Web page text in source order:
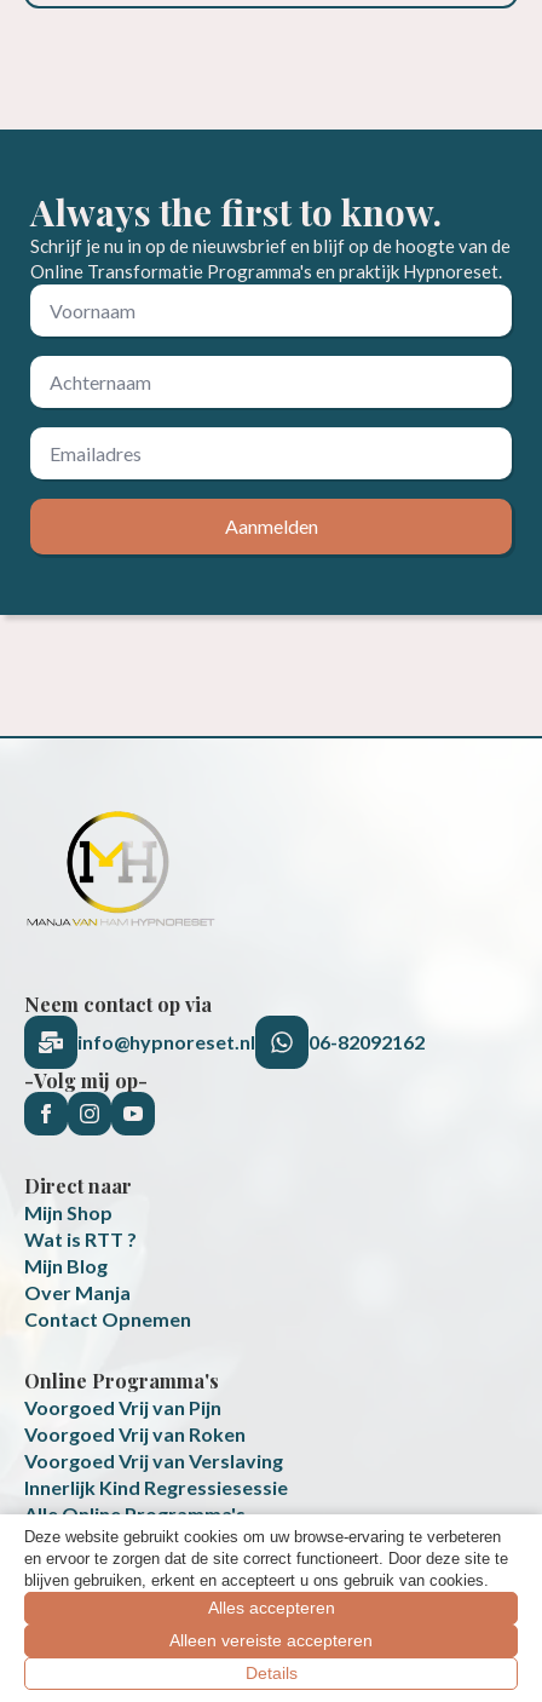
Always the first to know.
Schrijf je nu in op de nieuwsbrief en blijf op de hoogte van de
Online Transformatie Programma's en praktijk Hypnoreset.
Voornaam
Achternaam
Email
Aanmelden
Neem contact op via
info@hypnoreset.nl 06-82092162
-Volg mij op-
Direct naar
Mijn Shop
Wat is RTT ?
Mijn Blog
Over Manja
Contact Opnemen
Online Programma's
Voorgoed Vrij van Pijn
Voorgoed Vrij van Roken
Voorgoed Vrij van Verslaving
Innerlijk Kind Regressiesessie
Alle Online Programma's
Transformatie Platform
Boek een gratis ontdek-sessie
Deze website gebruikt cookies om uw browse-ervaring te verbeteren
en ervoor te zorgen dat de site correct functioneert. Door deze site te
blijven gebruiken, erkent en accepteert u ons gebruik van cookies.
Alles accepteren
Alleen vereiste accepteren
Details